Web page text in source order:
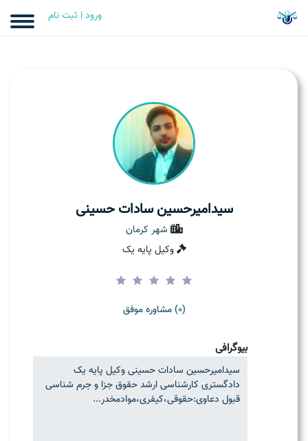
ورود | ثبت نام
سیدامیرحسین سادات حسینی
شهر کرمان
وکیل پایه یک
(0) مشاوره موفق
بیوگرافی